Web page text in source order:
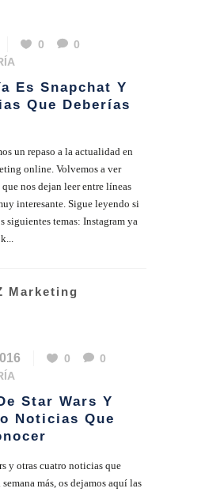
0
0
Es Snapchat Y
Que Deberías
un repaso a la actualidad en
online. Volvemos a ver
nos dejan leer entre líneas
interesante. Sigue leyendo si
siguientes temas: Instagram ya
Marketing
0
0
Star Wars Y
Noticias Que
y otras cuatro noticias que
más, os dejamos aquí las